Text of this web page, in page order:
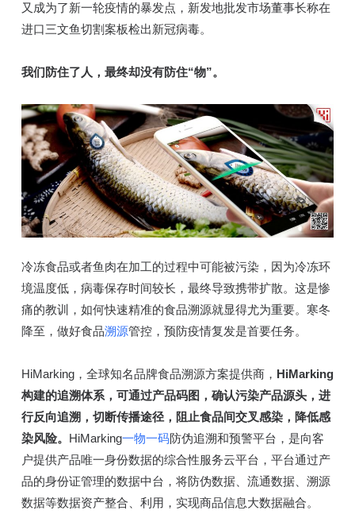
又成为了新一轮疫情的暴发点，新发地批发市场董事长称在
进口三文鱼切割案板检出新冠病毒。
我们防住了人，最终却没有防住“物”。
冷冻食品或者鱼肉在加工的过程中可能被污染，因为冷冻环
境温度低，病毒保存时间较长，最终导致携带扩散。这是惨
痛的教训，如何快速精准的食品溯源就显得尤为重要。寒冬
降至，做好食品溯源管控，预防疫情复发是首要任务。
HiMarking，全球知名品牌食品溯源方案提供商， HiMarking
构建的追溯体系，可通过产品码图，确认污染产品源头，进
行反向追溯，切断传播途径，阻止食品间交叉感染，降低感
染风险。 HiMarking一物一码防伪追溯和预警平台，是向客
户提供产品唯一身份数据的综合性服务云平台，平台通过产
品的身份证管理的数据中台，将防伪数据、流通数据、溯源
数据等数据资产整合、利用，实现商品信息大数据融合。